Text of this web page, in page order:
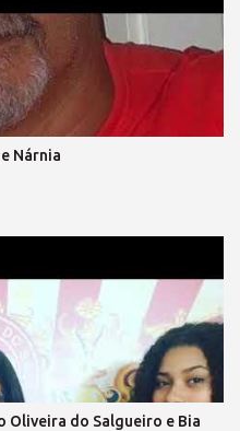
DE CORAÇÃO, O GRITO DA
A SORRIR, SEM MEDO...
E A
SENTIR, SEM
E DO PRECONCEITO! A
VIVER, DE TODO,
NOSSA VOZ VAI
Nárnia
Oliveira do Salgueiro e Bia